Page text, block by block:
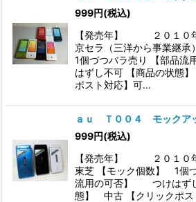
999円(税込)
【発売年】 ２０１０
京セラ（三洋から事業継
1個づつバラ売り 【部品
はずし不可 【商品の状態
ポスト対応】可…
ａｕ Ｔ００４ モックア
999円(税込)
【発売年】 ２０１０
東芝 【モック個数】 1個
流用の可否】 つけはず
態】 中古 【クリックポス